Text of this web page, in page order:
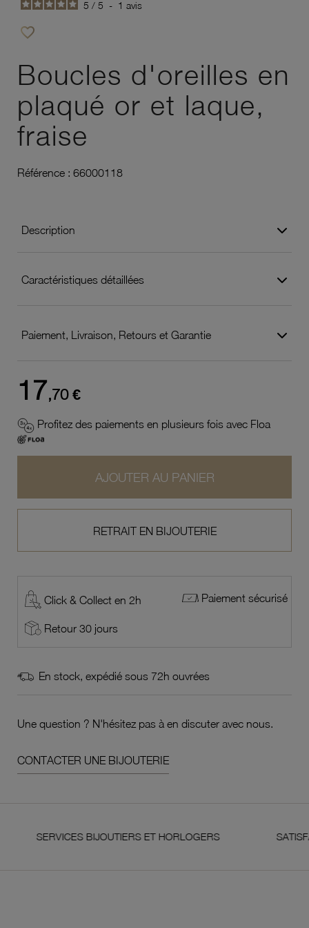
5 / 5 - 1 avis
favorite_border
Boucles d'oreilles en
plaqué or et laque,
fraise
Référence : 66000118
Description
Caractéristiques détaillées
Paiement, Livraison, Retours et Garantie
17,70 €
Profitez des paiements en plusieurs fois avec Floa
AJOUTER AU PANIER
RETRAIT EN BIJOUTERIE
Click & Collect en 2h Paiement sécurisé
Retour 30 jours
En stock, expédié sous 72h ouvrées
Une question ? N'hésitez pas à en discuter avec nous.
CONTACTER UNE BIJOUTERIE
BIJOUTIERS ET HORLOGERS SATISFAIT OU